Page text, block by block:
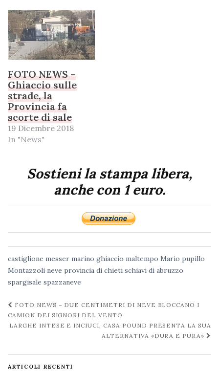
FOTO NEWS –
Ghiaccio sulle
strade, la
Provincia fa
scorte di sale
19 Dicembre 2018
In "News"
Sostieni la stampa libera,
anche con 1 euro.
castiglione messer marino ghiaccio maltempo Mario pupillo
Montazzoli neve provincia di chieti schiavi di abruzzo
spargisale spazzaneve
Navigazione
post
FOTO NEWS – DUE CENTIMETRI DI NEVE BLOCCANO I
CAMION DEI SIGNORI DEL VENTO
LARGHE INTESE E INCIUCI, CASA POUND PRESENTA LA SUA
ALTERNATIVA «DURA E PURA»
ARTICOLI RECENTI